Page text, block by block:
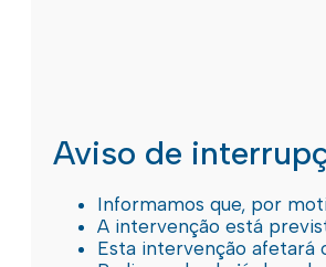
Aviso de
Informamos que, por
A intervenção está
Esta intervenção